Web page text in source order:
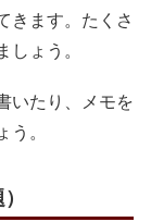
きます。たくさ
しょう。
いたり、メモを
う。